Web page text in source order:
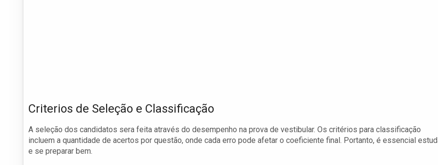
Criterios de Seleção e Classificação
A seleção dos candidatos sera feita através do desempenho na prova de vestibular. Os critérios para classificação
incluem a quantidade de acertos por questão, onde cada erro pode afetar o coeficiente final. Portanto, é essencial
e se preparar bem.